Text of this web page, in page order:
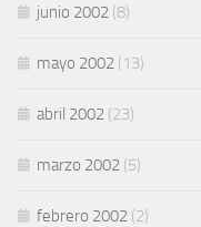
junio 2002 (8)
mayo 2002 (13)
abril 2002 (23)
marzo 2002 (5)
febrero 2002 (2)